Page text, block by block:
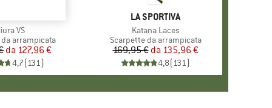
VS
prodotti
arrampicata
Prezzo
Prezzo ridotto
da 127,96 €
4,7(131)
MARCHIO
LA SPORTIVA
Articolo
Katana Laces
Gruppo di prodotti
Scarpette da arrampicata
Prezzo
169,95 € Prezzo ridotto
da 135,96 €
4,8(131)